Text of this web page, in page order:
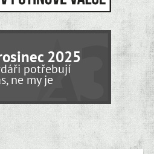
2025
potřebují
ne my je